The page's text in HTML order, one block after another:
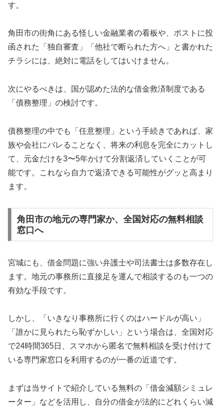
す。
角田市の街角にある怪しい金融業者の看板や、ポストに投
函された「独自審査」「他社で断られた方へ」と書かれた
チラシには、絶対に電話をしてはいけません。
次にやるべきは、国が認めた法的な借金救済制度である
「債務整理」の検討です。
債務整理の中でも「任意整理」という手続きであれば、家
族や会社にバレることなく、将来の利息を完全にカットし
て、元金だけを3〜5年かけて分割返済していくことが可
能です。これなら自力で返済できる可能性がグッと高まり
ます。
角田市の地元の専門家か、全国対応の無料相談
窓口へ
宮城にも、借金問題に強い弁護士や司法書士は多数存在し
ます。地元の事務所に直接足を運んで相談するのも一つの
有効な手段です。
しかし、「いきなり事務所に行くのはハードルが高い」
「誰かに見られたら恥ずかしい」という場合は、全国対応
で24時間365日、スマホから匿名で無料相談を受け付けて
いる専門家窓口を利用するのが一番の近道です。
まずは当サイトで紹介している無料の「借金減額シミュレ
ーター」などを活用し、自分の借金が法的にどれくらい減